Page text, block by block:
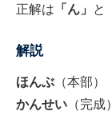
正解は 「ん」 と
解説
ほんぶ （本部）
かんせい （完成）